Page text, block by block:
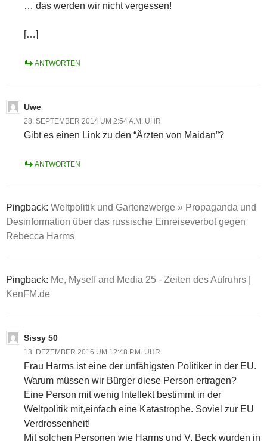
… das werden wir nicht vergessen!
[…]
ANTWORTEN
Uwe
28. SEPTEMBER 2014 UM 2:54 A.M. UHR
Gibt es einen Link zu den “Ärzten von Maidan”?
ANTWORTEN
Pingback: Weltpolitik und Gartenzwerge » Propaganda und
Desinformation über das russische Einreiseverbot gegen
Rebecca Harms
Pingback: Me, Myself and Media 25 - Zeiten des Aufruhrs |
KenFM.de
Sissy 50
13. DEZEMBER 2016 UM 12:48 P.M. UHR
Frau Harms ist eine der unfähigsten Politiker in der EU.
Warum müssen wir Bürger diese Person ertragen?
Eine Person mit wenig Intellekt bestimmt in der
Weltpolitik mit,einfach eine Katastrophe. Soviel zur EU
Verdrossenheit!
Mit solchen Personen wie Harms und V. Beck wurden in